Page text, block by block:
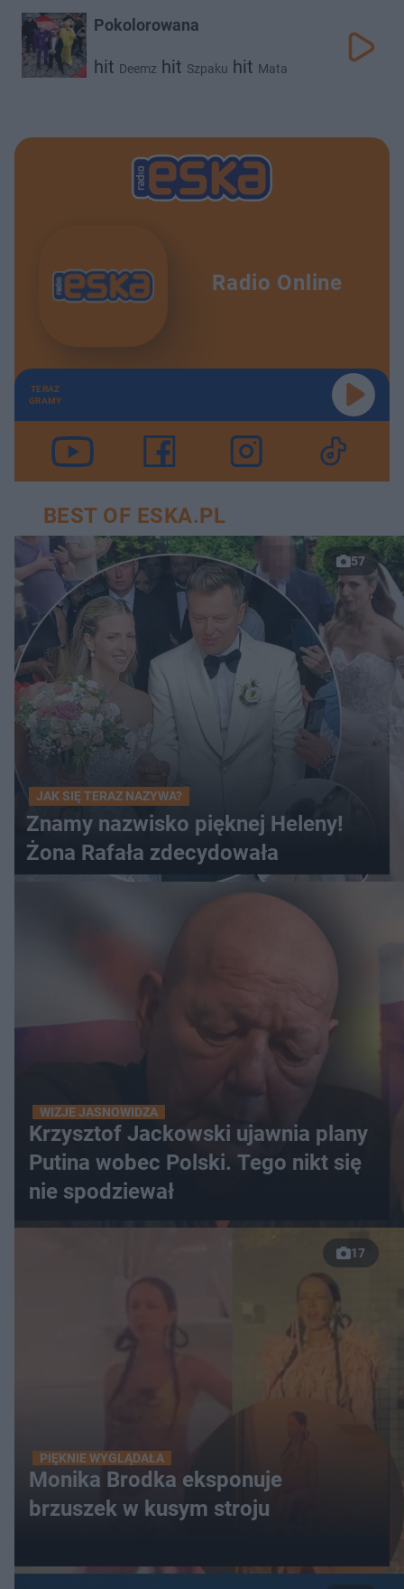
Pokolorowana
hit Deemz hit Szpaku hit Mata
Radio Online
TERAZ
GRAMY
BEST OF ESKA.PL
57
JAK SIĘ TERAZ NAZYWA?
Znamy nazwisko pięknej Heleny!
Żona Rafała zdecydowała
WIZJE JASNOWIDZA
Krzysztof Jackowski ujawnia plany
Putina wobec Polski. Tego nikt się
nie spodziewał
17
PIĘKNIE WYGLĄDAŁA
Monika Brodka eksponuje
brzuszek w kusym stroju